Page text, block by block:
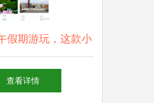
假期游玩，这款小
序必不可少
查看详情